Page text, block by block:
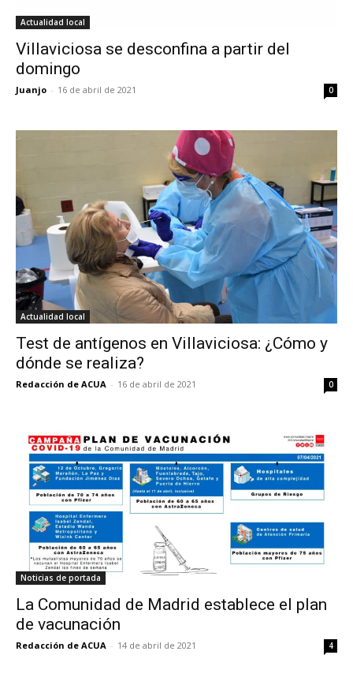
Actualidad local
Villaviciosa se desconfina a partir del
domingo
Juanjo - 16 de abril de 2021 0
Actualidad local
Test de antígenos en Villaviciosa: ¿Cómo y
dónde se realiza?
Redacción de ACUA - 16 de abril de 2021 0
Noticias de portada
La Comunidad de Madrid establece el plan
de vacunación
Redacción de ACUA - 14 de abril de 2021 4